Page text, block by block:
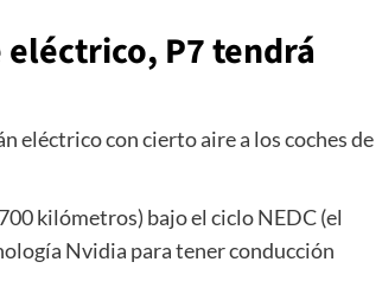
P7 tendrá
eléctrico con cierto aire a los coches de
kilómetros) bajo el ciclo NEDC (el
Nvidia para tener conducción